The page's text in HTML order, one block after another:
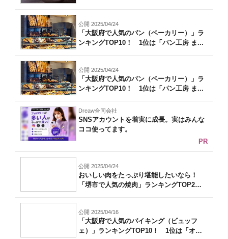
公開 2025/04/24
「大阪府で人気のパン（ベーカリー）」ラ
ンキングTOP10！ 1位は「パン工房 ま...
公開 2025/04/24
「大阪府で人気のパン（ベーカリー）」ラ
ンキングTOP10！ 1位は「パン工房 ま...
Dreaw合同会社
SNSアカウントを着実に成長。実はみんな
ココ使ってます。
PR
公開 2025/04/24
おいしい肉をたっぷり堪能したいなら！
「堺市で人気の焼肉」ランキングTOP2
公開 2025/04/16
「大阪府で人気のバイキング（ビュッフ
ェ）」ランキングTOP10！ 1位は「オー